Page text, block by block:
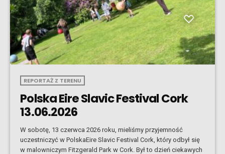
REPORTAŻ Z TERENU
Polska Eire Slavic Festival Cork
13.06.2026
W sobotę, 13 czerwca 2026 roku, mieliśmy przyjemność
uczestniczyć w PolskaEire Slavic Festival Cork, który odbył się
w malowniczym Fitzgerald Park w Cork. Był to dzień ciekawych